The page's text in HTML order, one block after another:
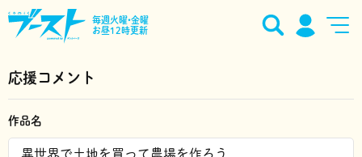
毎週火曜•金曜
お昼12時更新
応援コメント
作品名